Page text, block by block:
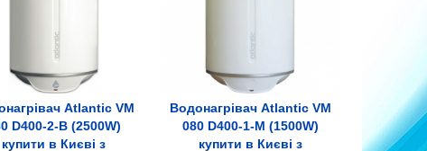
Все про товарAtlantic VM
D400-2-B (2500W)
купити в Києві з
Все про товар
Водонагрівач Atlantic VM
080 D400-1-M (1500W)
купити в Києві з